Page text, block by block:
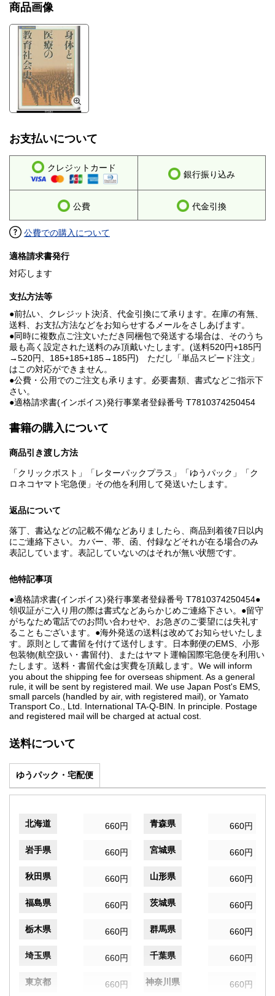
商品画像
お支払いについて
クレジットカード
銀行振り込み
公費 代金引換
公費での購入について
適格請求書発行
対応します
支払方法等
●前払い、クレジット決済、代金引換にて承ります。在庫の有無、
送料、お支払方法などをお知らせするメールをさしあげます。
●同時に複数点ご注文いただき同梱包で発送する場合は、そのうち
最も高く設定された送料のみ頂戴いたします。(送料520円+185円
→520円、185+185+185→185円) ただし「単品スピード注文」
はこの対応ができません。
●公費・公用でのご注文も承ります。必要書類、書式などご指示下
さい。
●適格請求書(インボイス)発行事業者登録番号 T7810374250454
書籍の購入について
商品引き渡し方法
「クリックポスト」「レターパックプラス」「ゆうパック」「ク
ロネコヤマト宅急便」その他を利用して発送いたします。
返品について
落丁、書込などの記載不備などありましたら、商品到着後7日以内
にご連絡下さい。カバー、帯、函、付録などそれが在る場合のみ
表記しています。表記していないのはそれが無い状態です。
他特記事項
●適格請求書(インボイス)発行事業者登録番号 T7810374250454●
領収証がご入り用の際は書式などあらかじめご連絡下さい。●留守
がちなため電話でのお問い合わせや、お急ぎのご要望には失礼す
ることもございます。●海外発送の送料は改めてお知らせいたしま
す。原則として書留を付けて送付します。日本郵便のEMS、小形
包装物(航空扱い・書留付)、またはヤマト運輸国際宅急便を利用い
たします。送料・書留代金は実費を頂戴します。We will inform
you about the shipping fee for overseas shipment. As a general
rule, it will be sent by registered mail. We use Japan Post's EMS,
small parcels (handled by air, with registered mail), or Yamato
Transport Co., Ltd. International TA-Q-BIN. In principle. Postage
and registered mail will be charged at actual cost.
送料について
ゆうパック・宅配便
北海道 660円 青森県 660円
岩手県 660円 宮城県 660円
秋田県 660円 山形県 660円
福島県 660円 茨城県 660円
栃木県 660円 群馬県 660円
埼玉県 660円 千葉県 660円
東京都 660円 神奈川県 660円